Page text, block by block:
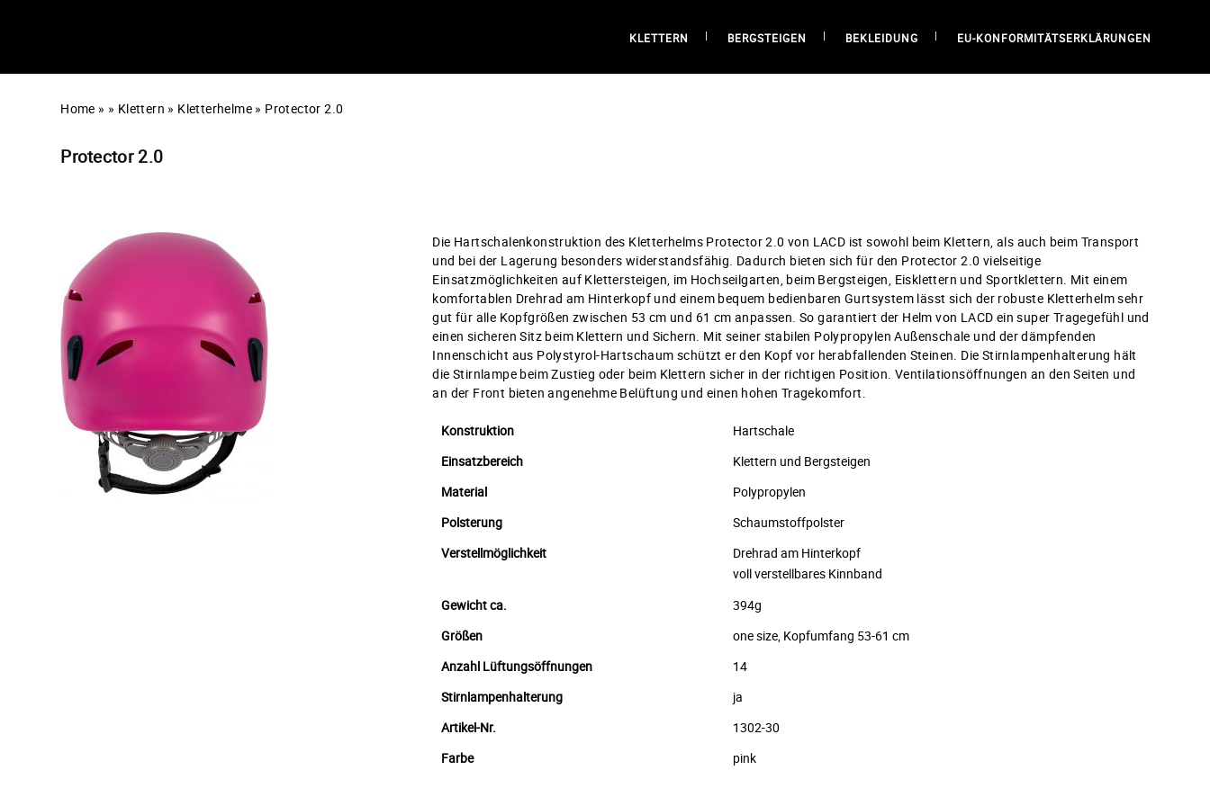
KLETTERN BERGSTEIGEN BEKLEIDUNG EU-KONFORMITÄTSERKLÄRUNGEN
Home » » Klettern » Kletterhelme » Protector 2.0
Protector 2.0
Die Hartschalenkonstruktion des Kletterhelms Protector 2.0 von LACD ist sowohl beim Klettern, als auch beim Transport
und bei der Lagerung besonders widerstandsfähig. Dadurch bieten sich für den Protector 2.0 vielseitige
Einsatzmöglichkeiten auf Klettersteigen, im Hochseilgarten, beim Bergsteigen, Eisklettern und Sportklettern. Mit einem
komfortablen Drehrad am Hinterkopf und einem bequem bedienbaren Gurtsystem lässt sich der robuste Kletterhelm sehr
gut für alle Kopfgrößen zwischen 53 cm und 61 cm anpassen. So garantiert der Helm von LACD ein super Tragegefühl und
einen sicheren Sitz beim Klettern und Sichern. Mit seiner stabilen Polypropylen Außenschale und der dämpfenden
Innenschicht aus Polystyrol-Hartschaum schützt er den Kopf vor herabfallenden Steinen. Die Stirnlampenhalterung hält
die Stirnlampe beim Zustieg oder beim Klettern sicher in der richtigen Position. Ventilationsöffnungen an den Seiten und
an der Front bieten angenehme Belüftung und einen hohen Tragekomfort.
Konstruktion
Hartschale
Einsatzbereich
Klettern und Bergsteigen
Material
Polypropylen
Polsterung
Schaumstoffpolster
Verstellmöglichkeit
Drehrad am Hinterkopf
voll verstellbares Kinnband
Gewicht ca.
394g
Größen
one size, Kopfumfang 53-61 cm
Anzahl Lüftungsöffnungen
14
Stirnlampenhalterung
ja
Artikel-Nr.
1302-30
Farbe
pink